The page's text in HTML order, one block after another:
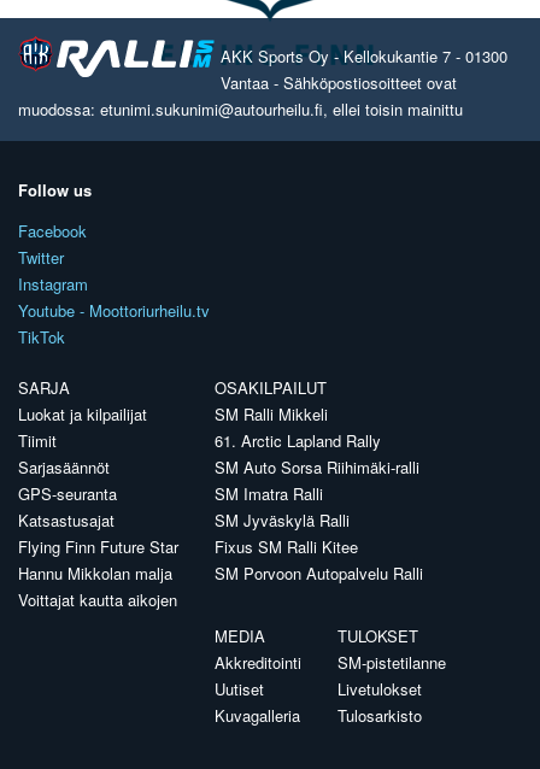
AKK Sports Oy - Kellokukantie 7 - 01300
Vantaa - Sähköpostiosoitteet ovat
muodossa: etunimi.sukunimi@autourheilu.fi, ellei toisin mainittu
Follow us
Facebook
Twitter
Instagram
Youtube - Moottoriurheilu.tv
TikTok
SARJA
Luokat ja kilpailijat
Tiimit
Sarjasäännöt
GPS-seuranta
Katsastusajat
Flying Finn Future Star
Hannu Mikkolan malja
Voittajat kautta aikojen
OSAKILPAILUT
SM Ralli Mikkeli
61. Arctic Lapland Rally
SM Auto Sorsa Riihimäki-ralli
SM Imatra Ralli
SM Jyväskylä Ralli
Fixus SM Ralli Kitee
SM Porvoon Autopalvelu Ralli
MEDIA
Akkreditointi
Uutiset
Kuvagalleria
TULOKSET
SM-pistetilanne
Livetulokset
Tulosarkisto